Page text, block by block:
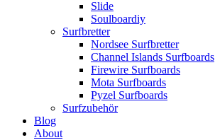
Slide
Soulboardiy
Surfbretter
Nordsee Surfbretter
Channel Islands Surfboards
Firewire Surfboards
Mota Surfboards
Pyzel Surfboards
Surfzubehör
Blog
About